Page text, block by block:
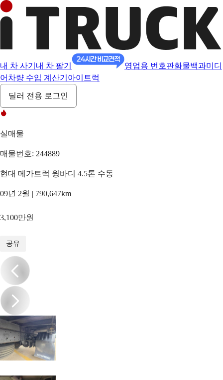
내 차 사기 내 차 팔기 영업용 번호판화물백과미디
어 차량 수입 계산기 아이트럭
딜러 전용 로그인
실매물
매물번호: 244889
현대 메가트럭 윙바디 4.5톤 수동
09년 2월 | 790,647km
3,100만원
공유
/17